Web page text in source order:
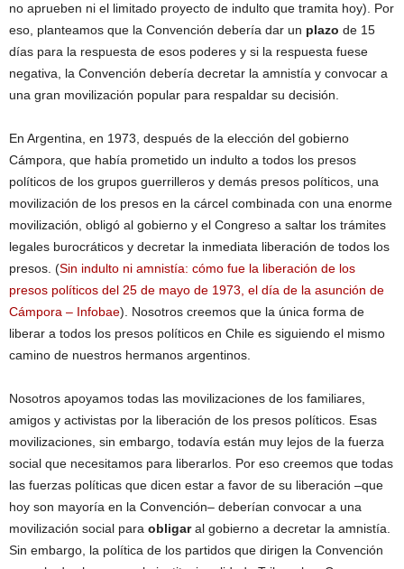
no aprueben ni el limitado proyecto de indulto que tramita hoy). Por
eso, planteamos que la Convención debería dar un plazo de 15
días para la respuesta de esos poderes y si la respuesta fuese
negativa, la Convención debería decretar la amnistía y convocar a
una gran movilización popular para respaldar su decisión.
En Argentina, en 1973, después de la elección del gobierno
Cámpora, que había prometido un indulto a todos los presos
políticos de los grupos guerrilleros y demás presos políticos, una
movilización de los presos en la cárcel combinada con una enorme
movilización, obligó al gobierno y el Congreso a saltar los trámites
legales burocráticos y decretar la inmediata liberación de todos los
presos. (Sin indulto ni amnistía: cómo fue la liberación de los
presos políticos del 25 de mayo de 1973, el día de la asunción de
Cámpora – Infobae). Nosotros creemos que la única forma de
liberar a todos los presos políticos en Chile es siguiendo el mismo
camino de nuestros hermanos argentinos.
Nosotros apoyamos todas las movilizaciones de los familiares,
amigos y activistas por la liberación de los presos políticos. Esas
movilizaciones, sin embargo, todavía están muy lejos de la fuerza
social que necesitamos para liberarlos. Por eso creemos que todas
las fuerzas políticas que dicen estar a favor de su liberación –que
hoy son mayoría en la Convención– deberían convocar a una
movilización social para obligaral gobierno a decretar la amnistía.
Sin embargo, la política de los partidos que dirigen la Convención